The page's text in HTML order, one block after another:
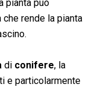
pianta può
rende la pianta
di conifere, la
e particolarmente